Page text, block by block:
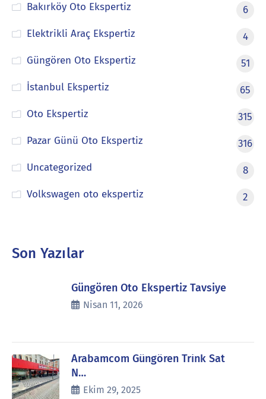
Bakırköy Oto Ekspertiz
6
Elektrikli Araç Ekspertiz
4
Güngören Oto Ekspertiz
51
İstanbul Ekspertiz
65
Oto Ekspertiz
315
Pazar Günü Oto Ekspertiz
316
Uncategorized
8
Volkswagen oto ekspertiz
2
Son Yazılar
Güngören Oto Ekspertiz Tavsiye
Nisan 11, 2026
Arabamcom Güngören Trink Sat
N…
Ekim 29, 2025